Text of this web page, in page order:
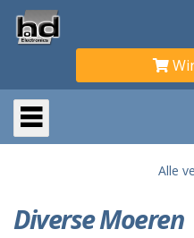
Alle
Diverse Moeren